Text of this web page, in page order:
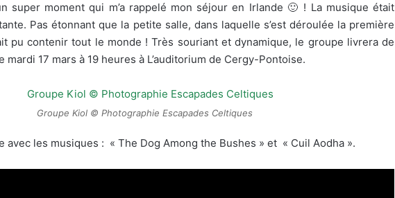
super moment qui m’a rappelé mon séjour en Irlande 🙂 ! La musique était
Pas étonnant que la petite salle, dans laquelle s’est déroulée la première
pu contenir tout le monde ! Très souriant et dynamique, le groupe livrera de
mardi 17 mars à 19 heures à L’auditorium de Cergy-Pontoise.
Groupe Kiol © Photographie Escapades Celtiques
avec les musiques : « The Dog Among the Bushes » et « Cuil Aodha ».